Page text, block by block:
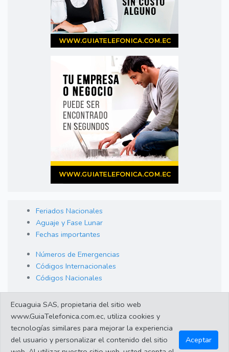
Feriados Nacionales
Aguaje y Fase Lunar
Fechas importantes
Números de Emergencias
Códigos Internacionales
Códigos Nacionales
Cambio de Divisas
Enlaces de interes
Ecuaguia SAS, propietaria del sitio web
www.GuiaTelefonica.com.ec, utiliza cookies y
tecnologías similares para mejorar la experiencia
del usuario y personalizar el contenido del sitio
Aceptar